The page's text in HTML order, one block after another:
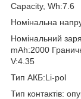
Capacity, Wh:7.6
Номінальна
Номінальний
mAh:2000
V:4.35
Тип АКБ:Li-pol
Тип контактів: